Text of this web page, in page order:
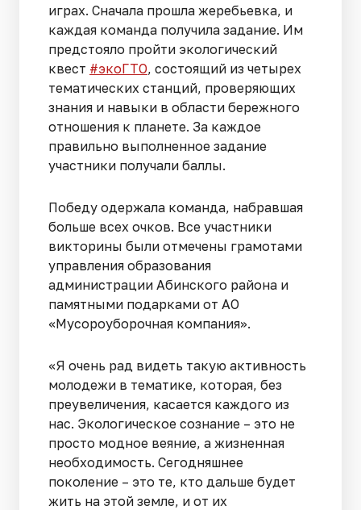
играх. Сначала прошла жеребьевка, и
каждая команда получила задание. Им
предстояло пройти экологический
квест #экоГТО, состоящий из четырех
тематических станций, проверяющих
знания и навыки в области бережного
отношения к планете. За каждое
правильно выполненное задание
участники получали баллы.
Победу одержала команда, набравшая
больше всех очков. Все участники
викторины были отмечены грамотами
управления образования
администрации Абинского района и
памятными подарками от АО
«Мусороуборочная компания».
«Я очень рад видеть такую активность
молодежи в тематике, которая, без
преувеличения, касается каждого из
нас. Экологическое сознание – это не
просто модное веяние, а жизненная
необходимость. Сегодняшнее
поколение – это те, кто дальше будет
жить на этой земле, и от их